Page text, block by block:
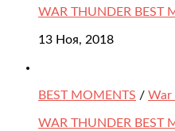
WAR THUNDER BEST
13 Ноя, 2018
BEST MOMENTS / War
WAR THUNDER BEST